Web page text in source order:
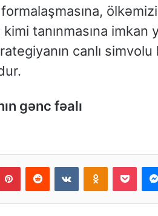
tanınmasına imkan
canlı
gənc fəalı